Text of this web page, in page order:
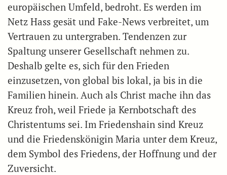
europäischen Umfeld, bedroht. Es werden im
Netz Hass gesät und Fake-News verbreitet, um
Vertrauen zu untergraben. Tendenzen zur
Spaltung unserer Gesellschaft nehmen zu.
Deshalb gelte es, sich für den Frieden
einzusetzen, von global bis lokal, ja bis in die
Familien hinein. Auch als Christ mache ihn das
Kreuz froh, weil Friede ja Kernbotschaft des
Christentums sei. Im Friedenshain sind Kreuz
und die Friedenskönigin Maria unter dem Kreuz,
dem Symbol des Friedens, der Hoffnung und der
Zuversicht.